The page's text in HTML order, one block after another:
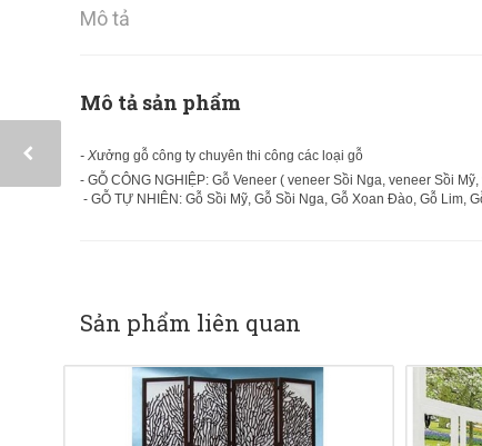
Mô tả
Mô tả sản phẩm
- Xưởng gỗ công ty chuyên thi công các loại gỗ
- GỖ CÔNG NGHIỆP: Gỗ Veneer ( veneer Sồi Nga, veneer Sồi
- GỖ TỰ NHIÊN: Gỗ Sồi Mỹ, Gỗ Sồi Nga, Gỗ Xoan Đào, Gỗ Lim,
Sản phẩm liên quan